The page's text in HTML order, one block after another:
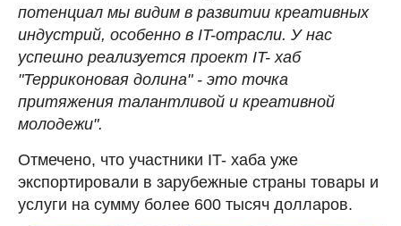
потенциал мы видим в развитии креативных
индустрий, особенно в IT-отрасли. У нас
успешно реализуется проект IT- хаб
"Терриконовая долина" - это точка
притяжения талантливой и креативной
молодежи".
Отмечено, что участники IT- хаба уже
экспортировали в зарубежные страны товары и
услуги на сумму более 600 тысяч долларов.